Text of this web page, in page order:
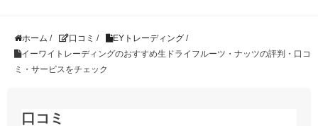
ホーム / 口コミ / EYトレーディング /
イーワイトレーディングのおすすめ生ドライフルーツ・ナッツの評判・口コ
ミ・サービスをチェック
口コミ